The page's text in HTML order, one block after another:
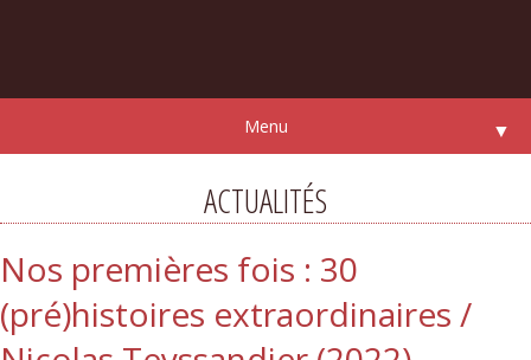
Menu ▼
ACTUALITÉS
Nos premières fois : 30
(pré)histoires extraordinaires /